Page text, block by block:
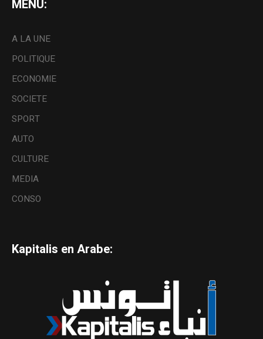
MENU:
A LA UNE
POLITIQUE
ECONOMIE
SOCIETE
SPORT
AUTO
CULTURE
MEDIA
CONSO
Kapitalis en Arabe: